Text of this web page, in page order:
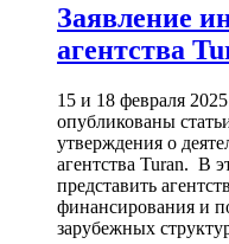
Заявление
агентства
15 и 18 февраля
опубликованы
утверждения о
агентства Turan. В
представить
финансирования и
зарубежных